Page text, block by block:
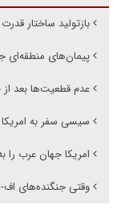
بازتولید ساختار
پیمان‌های منطقه‌ای
عدم قطعیت‌ها بعد از
سیسی سفر به
امریکا جهان عرب را
وقتی جنگنده‌های اف-۱۶ ایران به اسرائیل رسید